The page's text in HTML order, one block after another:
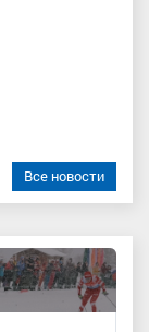
Все новости